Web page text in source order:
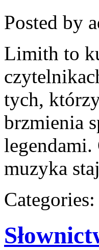
Posted by
Limith to
tych,
brzmienia
legendami.
muzyka
Categories: